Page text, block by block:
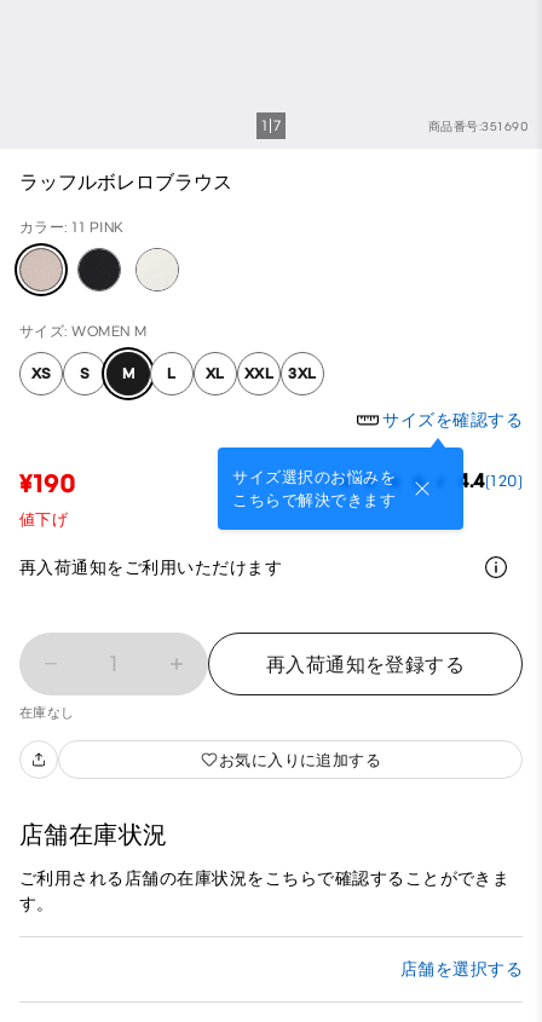
商品番号:351690
1 7
ラッフルボレロブラウス
カラー: 11 PINK
サイズ: WOMEN M
XS S M L XL XXL 3XL
サイズを確認する
サイズ選択のお悩みを
こちらで解決できます
¥190 4.4(120)
値下げ
再入荷通知をご利用いただけます
1 再入荷通知を登録する
在庫なし
お気に入りに追加する
店舗在庫状況
ご利用される店舗の在庫状況をこちらで確認することができま
す。
店舗を選択する